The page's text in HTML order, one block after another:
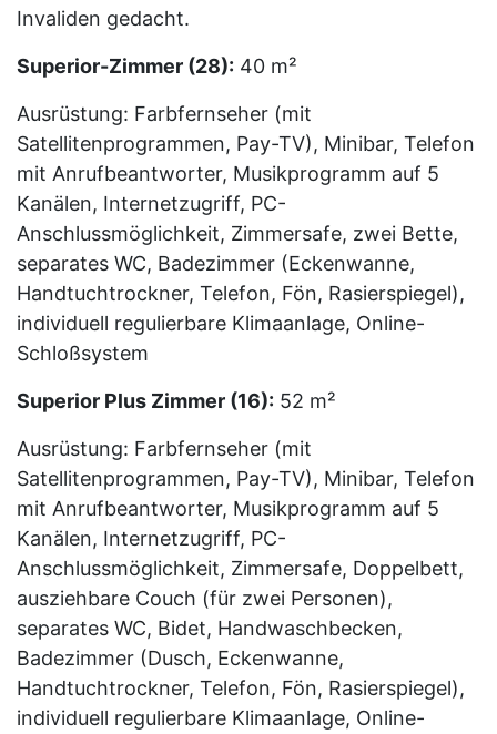
Invaliden gedacht.
Superior-Zimmer (28): 40 m²
Ausrüstung: Farbfernseher (mit
Satellitenprogrammen, Pay-TV), Minibar, Telefon
mit Anrufbeantworter, Musikprogramm auf 5
Kanälen, Internetzugriff, PC-
Anschlussmöglichkeit, Zimmersafe, zwei Bette,
separates WC, Badezimmer (Eckenwanne,
Handtuchtrockner, Telefon, Fön, Rasierspiegel),
individuell regulierbare Klimaanlage, Online-
Schloßsystem
Superior Plus Zimmer (16): 52 m²
Ausrüstung: Farbfernseher (mit
Satellitenprogrammen, Pay-TV), Minibar, Telefon
mit Anrufbeantworter, Musikprogramm auf 5
Kanälen, Internetzugriff, PC-
Anschlussmöglichkeit, Zimmersafe, Doppelbett,
ausziehbare Couch (für zwei Personen),
separates WC, Bidet, Handwaschbecken,
Badezimmer (Dusch, Eckenwanne,
Handtuchtrockner, Telefon, Fön, Rasierspiegel),
individuell regulierbare Klimaanlage, Online-